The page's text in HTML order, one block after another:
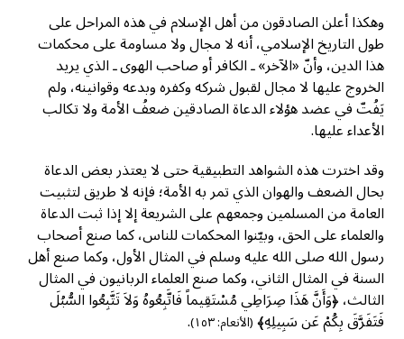
وهكذا أعلن الصادقون من أهل الإسلام في هذه المراحل على
طول التاريخ الإسلامي، أنه لا مجال ولا مساومة على محكمات
هذا الدين، وأنّ «الآخر» ـ الكافر أو صاحب الهوى ـ الذي يريد
الخروج عليها لا مجال لقبول شركه وكفره وبدعه وقوانينه، ولم
يَفُتّ في عضد هؤلاء الدعاة الصادقين ضعفُ الأمة ولا تكالب
الأعداء عليها.
وقد اخترت هذه الشواهد التطبيقية حتى لا يعتذر بعض الدعاة
بحال الضعف والهوان الذي تمر به الأمة؛ فإنه لا طريق لتثبيت
العامة من المسلمين وجمعهم على الشريعة إلا إذا ثبت الدعاة
والعلماء على الحق، وبيّنوا المحكمات للناس، كما صنع أصحاب
رسول الله صلى الله عليه وسلم في المثال الأول، وكما صنع أهل
السنة في المثال الثاني، وكما صنع العلماء الربانيون في المثال
الثالث، ﴿وَأَنَّ هَذَا صِرَاطِي مُسْتَقِيماً فَاتَّبِعُوهُ وَلاَ تَتَّبِعُوا السُّبُلَ
فَتَفَرَّقَ بِكُمْ عَن سَبِيلِهِ﴾(الأنعام: ١٥٣) .